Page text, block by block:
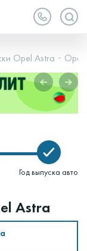
Opel Astra Opel
Год выпуска авто
Astra